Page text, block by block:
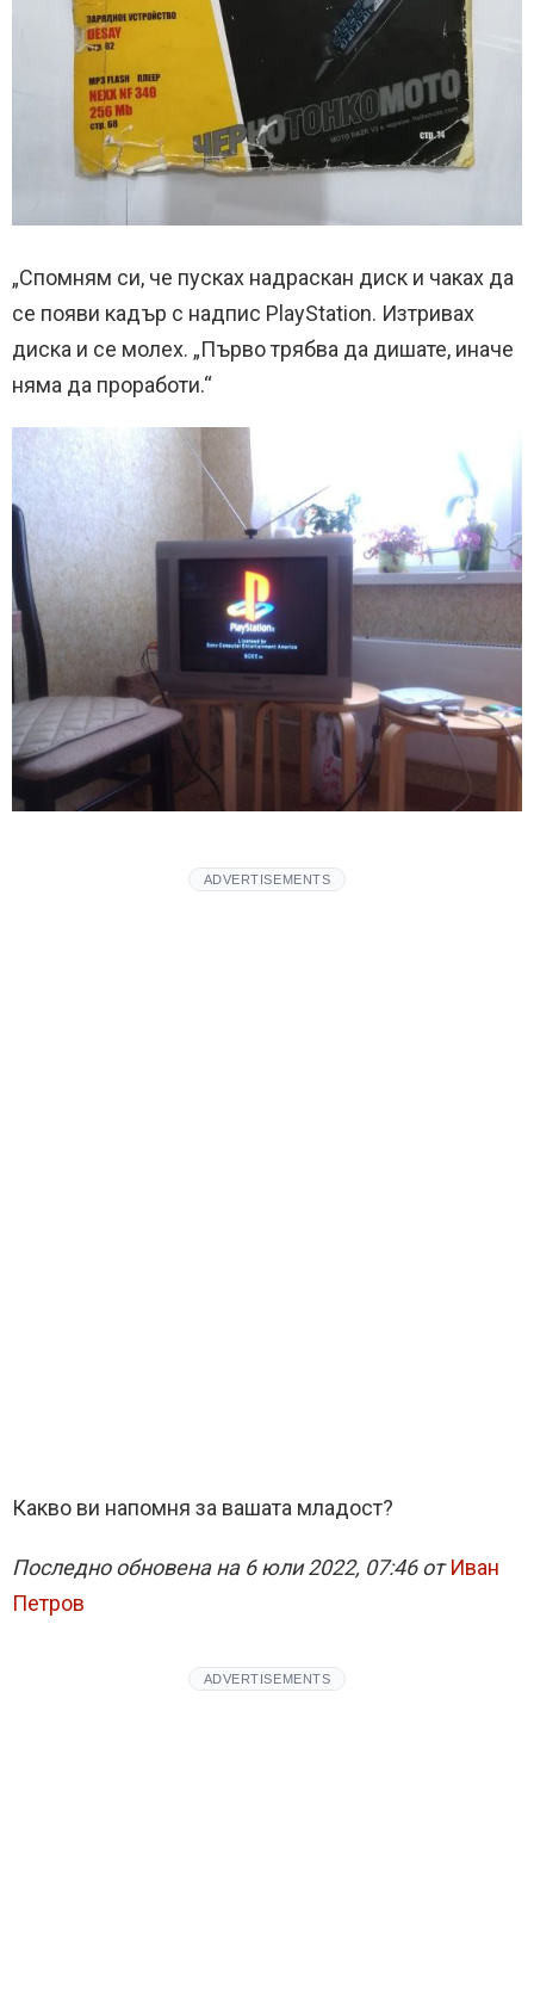
„Спомням си, че пусках надраскан диск и чаках да
се появи кадър с надпис PlayStation. Изтривах
диска и се молех. „Първо трябва да дишате, иначе
няма да проработи.“
ADVERTISEMENTS
Какво ви напомня за вашата младост?
Последно обновена на 6 юли 2022, 07:46 от Иван
Петров
ADVERTISEMENTS